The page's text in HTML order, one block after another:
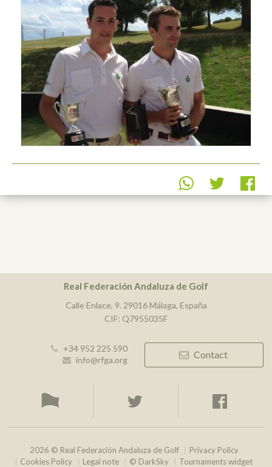
Real Federación Andaluza de Golf
Calle Enlace, 9. 29016 Málaga, España
CIF: Q7955035F
+34 952 225 590
info@rfga.org
Contact
2026 © Real Federación Andaluza de Golf
Privacy Policy
Cookies Policy
Legal note © DarkSky Tournaments widget